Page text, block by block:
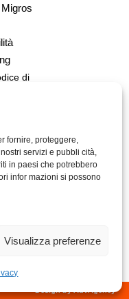
fornire, proteggere,
servizi e pubbli cità,
in paesi che potrebbero
infor mazioni si possono
Visualizza preferenze
di
Design by AdvAgency